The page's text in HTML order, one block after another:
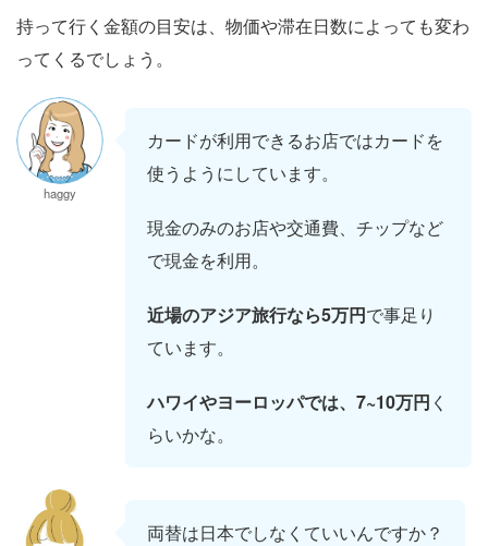
持って行く金額の目安は、物価や滞在日数によっても変わ
ってくるでしょう。
haggy
カードが利用できるお店ではカードを
使うようにしています。
現金のみのお店や交通費、チップなど
で現金を利用。
近場のアジア旅行なら5万円で事足り
ています。
ハワイやヨーロッパでは、7~10万円 く
らいかな。
両替は日本でしなくていいんですか？